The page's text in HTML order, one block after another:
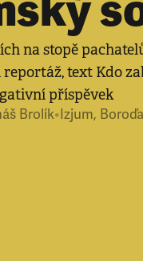
na stopě
text Kdo
příspěvek
Brolík• Izjum,